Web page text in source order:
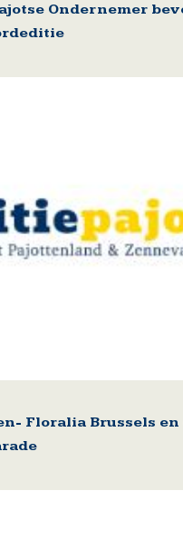
Ondernemer
Floralia Brussels en